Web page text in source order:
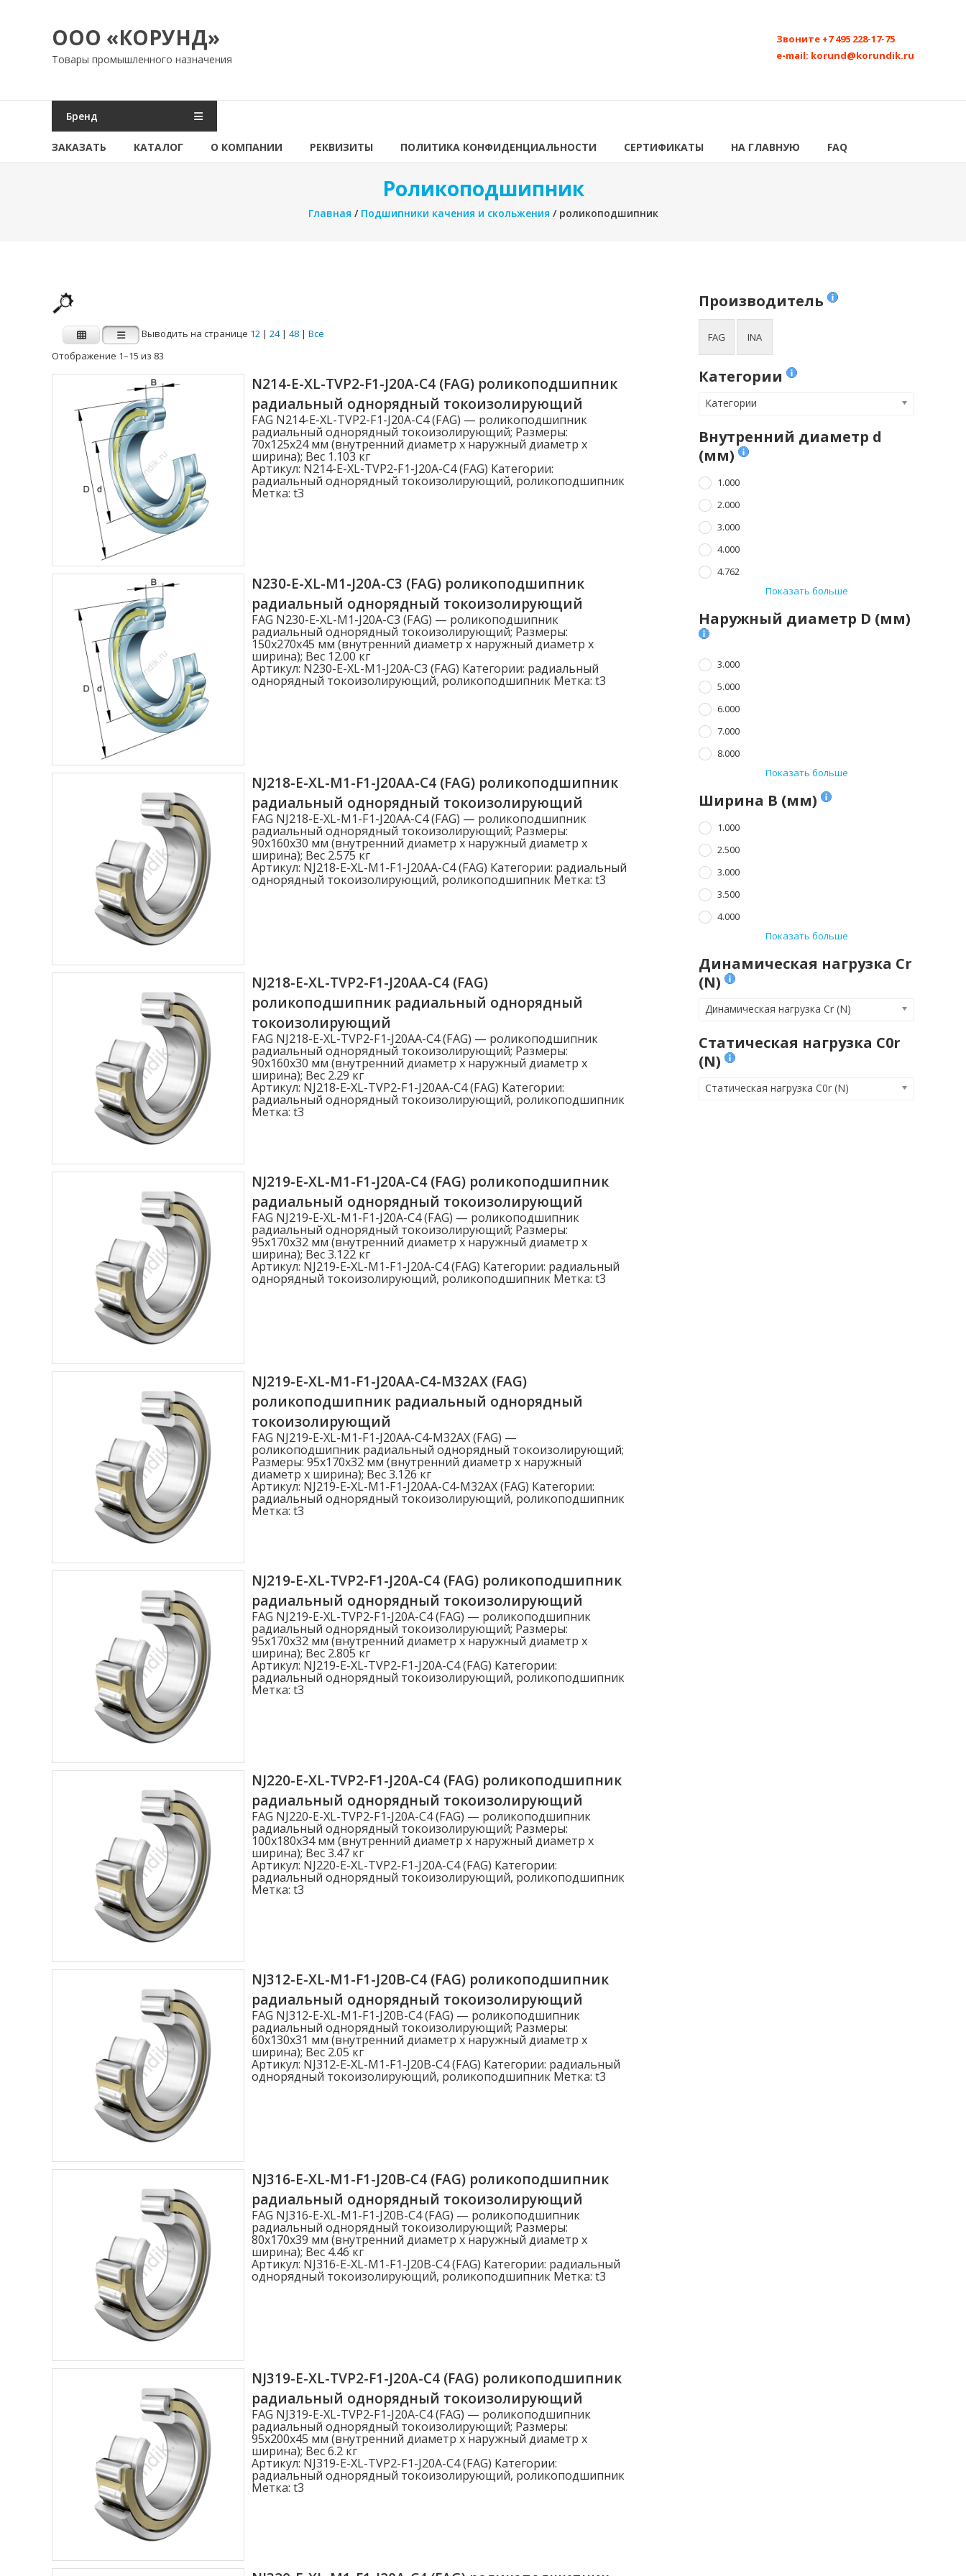
содержимомуООО «КОРУНД»
Товары промышленного назначения
Звоните +7 495 228-17-75
e-mail: korund@korundik.ru
Бренд
ЗАКАЗАТЬ КАТАЛОГ О КОМПАНИИ РЕКВИЗИТЫ ПОЛИТИКА КОНФИДЕНЦИАЛЬНОСТИ СЕРТИФИКАТЫ НА ГЛАВНУЮ FAQ
Роликоподшипник
Главная / Подшипники качения и скольжения / роликоподшипник
FAG INA
Категории
Внутренний диаметр d (мм)
1.000
2.000
3.000
4.000
Показать больше
3.000
8.000
Показать больше
Ширина B (мм)
1.000
2.500
3.000
3.500
Показать больше
Динамическая нагрузка Cr (N)
Динамическая нагрузка Cr (N)
Статическая нагрузка C0r (N)
Статическая нагрузка C0r (N)
Выводить на странице 12 | 24| 48 | Все
Отображение 1–15 из 83
N214-E-XL-TVP2-F1-J20A-C4 (FAG) роликоподшипник
радиальный однорядный токоизолирующий
FAG N214-E-XL-TVP2-F1-J20A-C4 (FAG) — роликоподшипник
радиальный однорядный токоизолирующий; Размеры:
70x125x24 мм (внутренний диаметр x наружный диаметр x
ширина); Вес 1.103 кг
Артикул: N214-E-XL-TVP2-F1-J20A-C4 (FAG) Категории:
радиальный однорядный токоизолирующий, роликоподшипник
Метка: t3
N230-E-XL-M1-J20A-C3 (FAG) роликоподшипник
радиальный однорядный токоизолирующий
FAG N230-E-XL-M1-J20A-C3 (FAG) — роликоподшипник
радиальный однорядный токоизолирующий; Размеры:
150x270x45 мм (внутренний диаметр x наружный диаметр x
ширина); Вес 12.00 кг
Артикул: N230-E-XL-M1-J20A-C3 (FAG) Категории: радиальный
однорядный токоизолирующий, роликоподшипник Метка: t3
NJ218-E-XL-M1-F1-J20AA-C4 (FAG) роликоподшипник
радиальный однорядный токоизолирующий
FAG NJ218-E-XL-M1-F1-J20AA-C4 (FAG) — роликоподшипник
радиальный однорядный токоизолирующий; Размеры:
90x160x30 мм (внутренний диаметр x наружный диаметр x
ширина); Вес 2.575 кг
Артикул: NJ218-E-XL-M1-F1-J20AA-C4 (FAG) Категории: радиальный
однорядный токоизолирующий, роликоподшипник Метка: t3
NJ218-E-XL-TVP2-F1-J20AA-C4 (FAG)
роликоподшипник радиальный однорядный
токоизолирующий
FAG NJ218-E-XL-TVP2-F1-J20AA-C4 (FAG) — роликоподшипник
радиальный однорядный токоизолирующий; Размеры:
90x160x30 мм (внутренний диаметр x наружный диаметр x
ширина); Вес 2.29 кг
Артикул: NJ218-E-XL-TVP2-F1-J20AA-C4 (FAG) Категории:
радиальный однорядный токоизолирующий, роликоподшипник
Метка: t3
NJ219-E-XL-M1-F1-J20A-C4 (FAG) роликоподшипник
радиальный однорядный токоизолирующий
FAG NJ219-E-XL-M1-F1-J20A-C4 (FAG) — роликоподшипник
радиальный однорядный токоизолирующий; Размеры:
95x170x32 мм (внутренний диаметр x наружный диаметр x
ширина); Вес 3.122 кг
Артикул: NJ219-E-XL-M1-F1-J20A-C4 (FAG) Категории: радиальный
однорядный токоизолирующий, роликоподшипник Метка: t3
NJ219-E-XL-M1-F1-J20AA-C4-M32AX (FAG)
роликоподшипник радиальный однорядный
токоизолирующий
FAG NJ219-E-XL-M1-F1-J20AA-C4-M32AX (FAG) —
роликоподшипник радиальный однорядный токоизолирующий;
Размеры: 95x170x32 мм (внутренний диаметр x наружный
диаметр x ширина); Вес 3.126 кг
Артикул: NJ219-E-XL-M1-F1-J20AA-C4-M32AX (FAG) Категории:
радиальный однорядный токоизолирующий, роликоподшипник
Метка: t3
NJ219-E-XL-TVP2-F1-J20A-C4 (FAG) роликоподшипник
радиальный однорядный токоизолирующий
FAG NJ219-E-XL-TVP2-F1-J20A-C4 (FAG) — роликоподшипник
радиальный однорядный токоизолирующий; Размеры:
95x170x32 мм (внутренний диаметр x наружный диаметр x
ширина); Вес 2.805 кг
Артикул: NJ219-E-XL-TVP2-F1-J20A-C4 (FAG) Категории:
радиальный однорядный токоизолирующий, роликоподшипник
Метка: t3
NJ220-E-XL-TVP2-F1-J20A-C4 (FAG) роликоподшипник
радиальный однорядный токоизолирующий
FAG NJ220-E-XL-TVP2-F1-J20A-C4 (FAG) — роликоподшипник
радиальный однорядный токоизолирующий; Размеры:
100x180x34 мм (внутренний диаметр x наружный диаметр x
ширина); Вес 3.47 кг
Артикул: NJ220-E-XL-TVP2-F1-J20A-C4 (FAG) Категории:
радиальный однорядный токоизолирующий, роликоподшипник
Метка: t3
NJ312-E-XL-M1-F1-J20B-C4 (FAG) роликоподшипник
радиальный однорядный токоизолирующий
FAG NJ312-E-XL-M1-F1-J20B-C4 (FAG) — роликоподшипник
радиальный однорядный токоизолирующий; Размеры:
60x130x31 мм (внутренний диаметр x наружный диаметр x
ширина); Вес 2.05 кг
Артикул: NJ312-E-XL-M1-F1-J20B-C4 (FAG) Категории: радиальный
однорядный токоизолирующий, роликоподшипник Метка: t3
NJ316-E-XL-M1-F1-J20B-C4 (FAG) роликоподшипник
радиальный однорядный токоизолирующий
FAG NJ316-E-XL-M1-F1-J20B-C4 (FAG) — роликоподшипник
радиальный однорядный токоизолирующий; Размеры:
80x170x39 мм (внутренний диаметр x наружный диаметр x
ширина); Вес 4.46 кг
Артикул: NJ316-E-XL-M1-F1-J20B-C4 (FAG) Категории: радиальный
однорядный токоизолирующий, роликоподшипник Метка: t3
NJ319-E-XL-TVP2-F1-J20A-C4 (FAG) роликоподшипник
радиальный однорядный токоизолирующий
FAG NJ319-E-XL-TVP2-F1-J20A-C4 (FAG) — роликоподшипник
радиальный однорядный токоизолирующий; Размеры:
95x200x45 мм (внутренний диаметр x наружный диаметр x
ширина); Вес 6.2 кг
Артикул: NJ319-E-XL-TVP2-F1-J20A-C4 (FAG) Категории:
радиальный однорядный токоизолирующий, роликоподшипник
Метка: t3
Производитель
FAG INA
Категории
Категории
Внутренний диаметр d
(мм)
1.000
2.000
3.000
4.000
4.762
Показать больше
Наружный диаметр D (мм)
3.000
5.000
6.000
7.000
8.000
Показать больше
Ширина B (мм)
1.000
2.500
3.000
3.500
4.000
Показать больше
Динамическая нагрузка Cr
(N)
Динамическая нагрузка Cr (N)
Статическая нагрузка C0r
(N)
Статическая нагрузка C0r (N)